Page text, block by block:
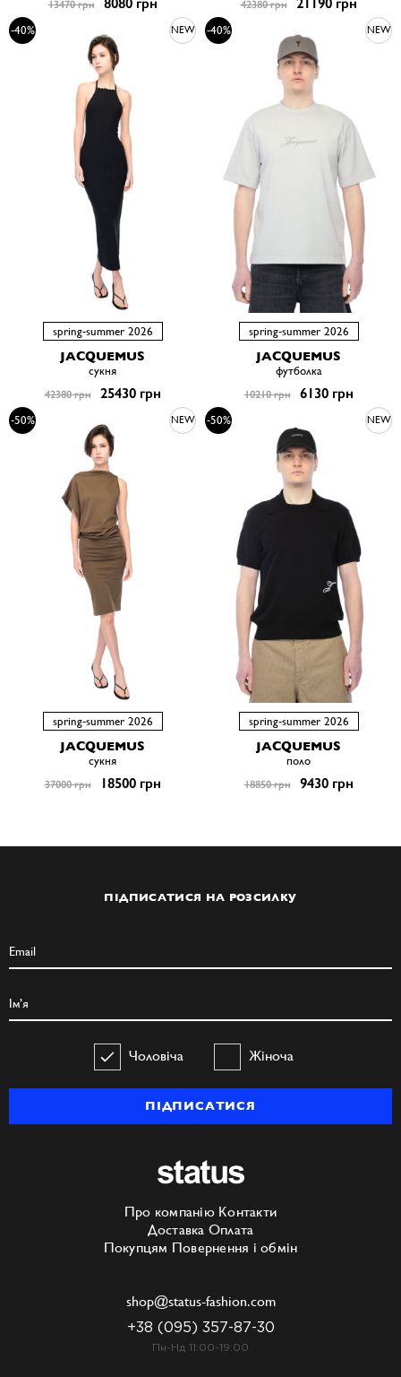
13470 грн 42380 грн
-40% NEW
spring-summer 2026
JACQUEMUS
сукня
42380 грн 25430 грн
-40% NEW
spring-summer 2026
JACQUEMUS
футболка
10210 грн 6130 грн
-50% NEW
spring-summer 2026
JACQUEMUS
сукня
37000 грн 18500 грн
-50% NEW
spring-summer 2026
JACQUEMUS
поло
18850 грн 9430 грн
ПІДПИСАТИСЯ НА РОЗСИЛКУ
Чоловіча Жіноча
ПІДПИСАТИСЯ
Про компанію Контакти
Доставка Оплата
Покупцям Повернення і обмін
shop@status-fashion.com
+38 (095) 357-87-30
Пн-Нд 11:00-19:00